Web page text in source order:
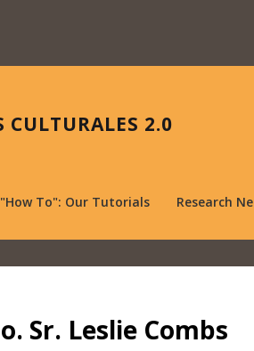
CULTURALES 2.0
"How To": Our Tutorials Research
Sr. Leslie Combs